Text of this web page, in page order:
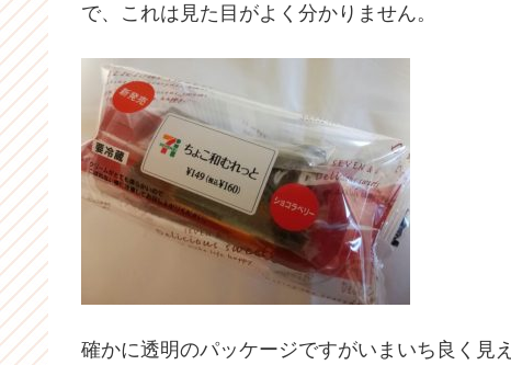
で、これは見た目がよく分かりません。
確かに透明のパッケージですがいまいち良く見